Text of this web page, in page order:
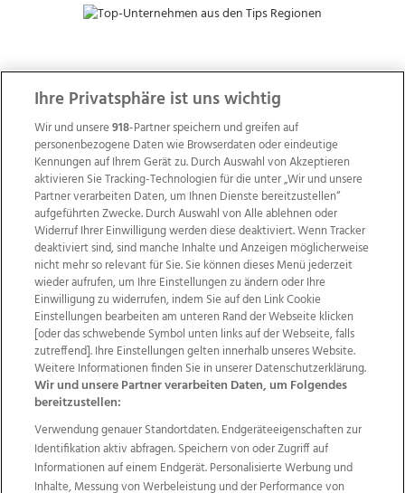
ZUR NACHRICHTENÜBERSICHT
Wir über uns Mediadaten Kontakt
Jobs
Datenschutz
Impressum
AGB Anzeigekunden
AGB Website
Ehrenkodex Politische Werbung
Weitere Angebote des Medienhauses Wimmer
TV1 di-mog-i.at OÖNow
Ischler Woche
Life Radio
OÖNachrichten
OÖN Immobilien
Ihre Privatsphäre ist uns wichtig
Wir und unsere918-Partner speichern und greifen auf
personenbezogene Daten wie Browserdaten oder eindeutige
Kennungen auf Ihrem Gerät zu. Durch Auswahl von Akzeptieren
aktivieren Sie Tracking-Technologien für die unter „Wir und unsere
Partner verarbeiten Daten, um Ihnen Dienste bereitzustellen“
aufgeführten Zwecke. Durch Auswahl von Alle ablehnen oder
Widerruf Ihrer Einwilligung werden diese deaktiviert. Wenn Tracker
deaktiviert sind, sind manche Inhalte und Anzeigen möglicherweise
nicht mehr so relevant für Sie. Sie können dieses Menü jederzeit
wieder aufrufen, um Ihre Einstellungen zu ändern oder Ihre
Einwilligung zu widerrufen, indem Sie auf den Link Cookie
Einstellungen bearbeiten am unteren Rand der Webseite klicken
[oder das schwebende Symbol unten links auf der Webseite, falls
zutreffend]. Ihre Einstellungen gelten innerhalb unseres Website.
Weitere Informationen finden Sie in unserer Datenschutzerklärung.
Wir und unsere Partner verarbeiten Daten, um Folgendes
bereitzustellen:
Verwendung genauer Standortdaten. Endgeräteeigenschaften zur
Identifikation aktiv abfragen. Speichern von oder Zugriff auf
Informationen auf einem Endgerät. Personalisierte Werbung und
Inhalte, Messung von Werbeleistung und der Performance von